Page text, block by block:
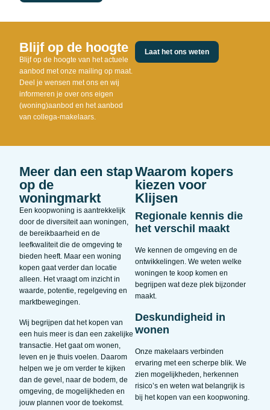
Blijf op de hoogte
Blijf op de hoogte van het actuele
aanbod met onze mailing op maat.
Deel je wensen met ons en wij
informeren je over ons eigen
(woning)aanbod en het aanbod
van collega-makelaars.
Laat het ons weten
Meer dan een stap
op de
woningmarkt
Een koopwoning is aantrekkelijk
door de diversiteit aan woningen,
de bereikbaarheid en de
leefkwaliteit die de omgeving te
bieden heeft. Maar een woning
kopen gaat verder dan locatie
alleen. Het vraagt om inzicht in
waarde, potentie, regelgeving en
marktbewegingen.
Wij begrijpen dat het kopen van
een huis meer is dan een zakelijke
transactie. Het gaat om wonen,
leven en je thuis voelen. Daarom
helpen we je om verder te kijken
dan de gevel, naar de bodem, de
omgeving, de mogelijkheden en
jouw plannen voor de toekomst.
Waarom kopers
kiezen voor
Klijsen
Regionale kennis die
het verschil maakt
We kennen de omgeving en de
ontwikkelingen. We weten welke
woningen te koop komen en
begrijpen wat deze plek bijzonder
maakt.
Deskundigheid in
wonen
Onze makelaars verbinden
ervaring met een scherpe blik. We
zien mogelijkheden, herkennen
risico’s en weten wat belangrijk is
bij het kopen van een koopwoning.